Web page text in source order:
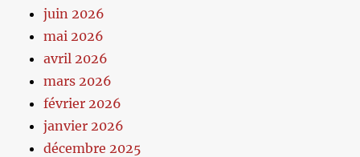
juin 2026
mai 2026
avril 2026
mars 2026
février 2026
janvier 2026
décembre 2025